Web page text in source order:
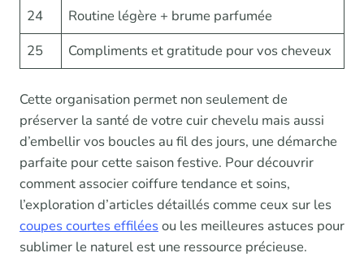
24
Routine légère + brume parfumée
25
Compliments et gratitude pour vos cheveux
Cette organisation permet non seulement de
préserver la santé de votre cuir chevelu mais aussi
d’embellir vos boucles au fil des jours, une démarche
parfaite pour cette saison festive. Pour découvrir
comment associer coiffure tendance et soins,
l’exploration d’articles détaillés comme ceux sur les
coupes courtes effiléesou les meilleures astuces pour
sublimer le naturel est une ressource précieuse.